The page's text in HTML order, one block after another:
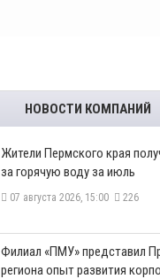
НОВОСТИ КОМПАНИЙ
​Жители Пермского края
за горячую воду за июль
07 августа 2026, 15:00 226
​Филиал «ПМУ» представил
региона опыт развития